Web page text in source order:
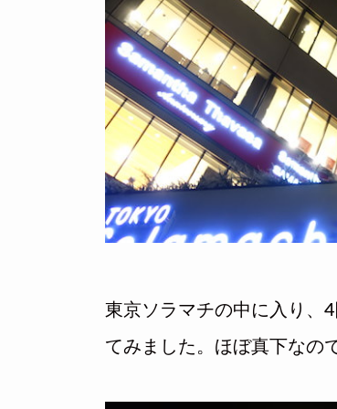
東京ソラマチの中に入り、
てみました。ほぼ真下なの